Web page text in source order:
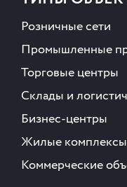
Розничные сети
Промышленные
Торговые центры
Склады и
Бизнес-центры
Жилые
Коммерческие